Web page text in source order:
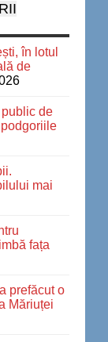
în lotul
de
de
mai
fața
prefăcut o
Măriuței